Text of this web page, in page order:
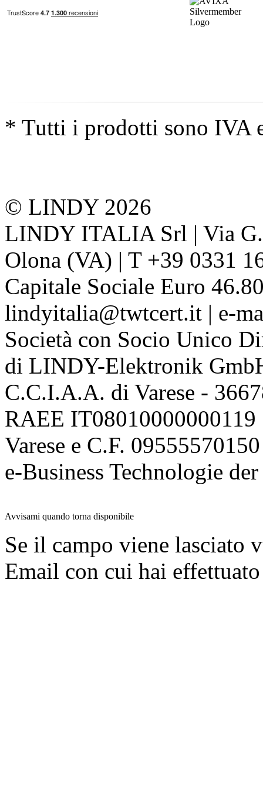
* Tutti i prodotti sono IVA
© LINDY 2026
LINDY ITALIA Srl | Via
Olona (VA) | T +39 0331
Capitale Sociale Euro
lindyitalia@twtcert.it | e-
Società con Socio Unico
di LINDY-Elektronik
C.C.I.A.A. di Varese -
RAEE
Varese e C.F. 09555570150
e-Business Technologie
Avvisami quando torna disponibile
Se il campo viene lasciato
Email con cui hai